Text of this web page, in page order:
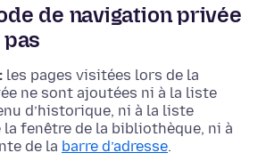
de navigation privée
les pages visitées lors de la
ne sont ajoutées ni à la liste
d’historique, ni à la liste
la fenêtre de la bibliothèque, ni à
de la barre d’adresse.